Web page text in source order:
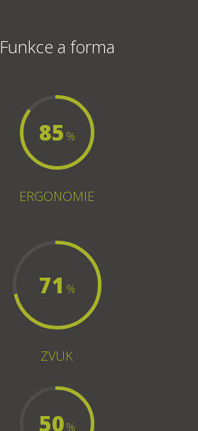
Funkce a forma
85 %
ERGONOMIE
71 %
ZVUK
50%